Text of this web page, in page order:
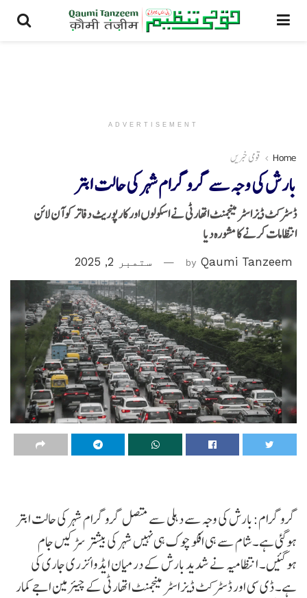
ADVERTISEMENT
Home قومی خبریں
بارش کی وجہ سے گروگرام شہر کی حالت ابتر
ڈسٹرکٹ ڈیزاسٹر مینجمنٹ اتھارٹی نے اسکولوں اور کارپوریٹ دفاتر کو آن لائن
انتظامات کرنے کا مشورہ دیا
by Qaumi Tanzeem ستمبر 2, 2025
گروگرام:بارش کی وجہ سے دہلی سے متصل گروگرام شہر کی حالت ابتر
ہوگئی ہے۔ شام سے ہی افکو چوک ہی نہیں شہر کی بیشتر سڑکیں جام
ہوگئیں۔ انتظامیہ نے شدید بارش کے درمیان ایڈوائزری جاری کی
ہے۔ ڈی سی اور ڈسٹرکٹ ڈیزاسٹر مینجمنٹ اتھارٹی کے چیئرمین اجے کمار